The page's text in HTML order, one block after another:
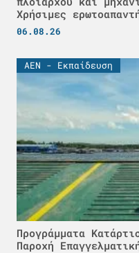
Χρήσιμες
06.08.26
ΑΕΝ - Εκπαίδευση
Προγράμματα
Παροχή